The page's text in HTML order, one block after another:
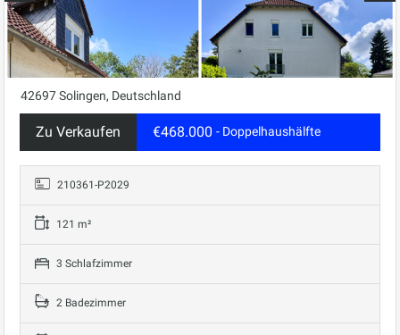
42697 Solingen, Deutschland
Zu Verkaufen €468.000 - Doppelhaushälfte
210361-P2029
121 m²
3 Schlafzimmer
2 Badezimmer